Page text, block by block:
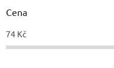
d
k
t
Cena
74 Kč